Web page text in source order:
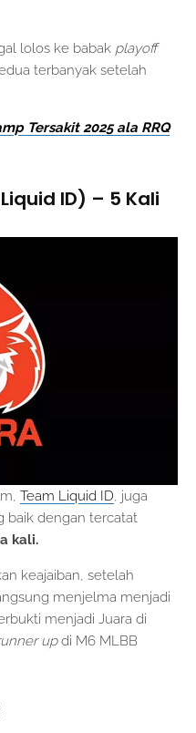
lolos ke babak playoff
terbanyak setelah
Tersakit 2025 ala RRQ
ID) – 5 Kali
Team Liquid ID, juga
baik dengan tercatat
kali.
keajaiban, setelah
menjelma menjadi
menjadi Juara di
updi M6 MLBB